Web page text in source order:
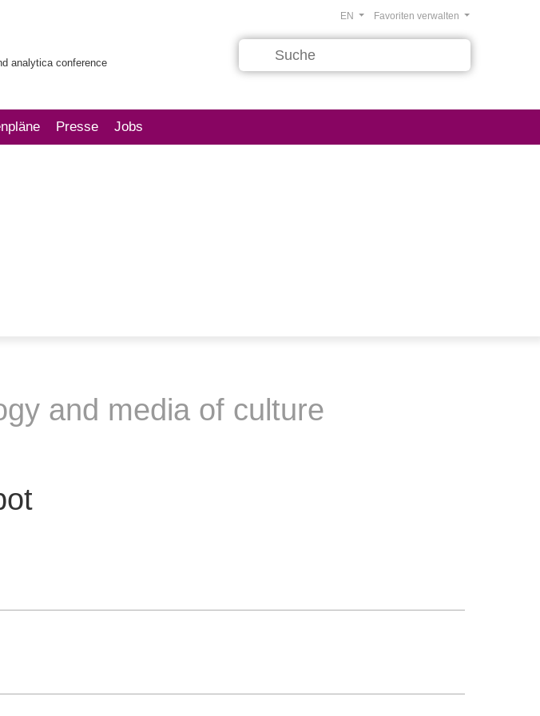
analytica conference
Favoriten verwalten
EN
Presse Jobs
and media of culture